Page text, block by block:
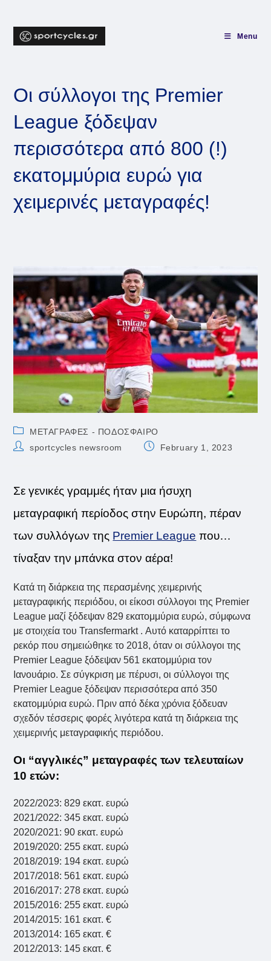
content
Menu
Οι σύλλογοι της Premier
League ξόδεψαν
περισσότερα από 800 (!)
εκατομμύρια ευρώ για
χειμερινές μεταγραφές!
Post
category:
ΜΕΤΑΓΡΑΦΕΣ - ΠΟΔΟΣΦΑΙΡΟ
Postsportcycles newsroom
PostFebruary 1, 2023
Σε γενικές γραμμές ήταν μια ήσυχη
μεταγραφική περίοδος στην Ευρώπη, πέραν
των συλλόγων της Premier League που…
τίναξαν την μπάνκα στον αέρα!
Κατά τη διάρκεια της περασμένης χειμερινής
μεταγραφικής περιόδου, οι είκοσι σύλλογοι της Premier
League μαζί ξόδεψαν 829 εκατομμύρια ευρώ, σύμφωνα
με στοιχεία του Transfermarkt . Αυτό καταρρίπτει το
ρεκόρ που σημειώθηκε το 2018, όταν οι σύλλογοι της
Premier League ξόδεψαν 561 εκατομμύρια τον
Ιανουάριο. Σε σύγκριση με πέρυσι, οι σύλλογοι της
Premier League ξόδεψαν περισσότερα από 350
εκατομμύρια ευρώ. Πριν από δέκα χρόνια ξόδευαν
σχεδόν τέσσερις φορές λιγότερα κατά τη διάρκεια της
χειμερινής μεταγραφικής περιόδου.
Οι “αγγλικές” μεταγραφές των τελευταίων
10 ετών:
2022/2023: 829 εκατ. ευρώ
2021/2022: 345 εκατ. ευρώ
2020/2021: 90 εκατ. ευρώ
2019/2020: 255 εκατ. ευρώ
2018/2019: 194 εκατ. ευρώ
2017/2018: 561 εκατ. ευρώ
2016/2017: 278 εκατ. ευρώ
2015/2016: 255 εκατ. ευρώ
2014/2015: 161 εκατ. €
2013/2014: 165 εκατ. €
2012/2013: 145 εκατ. €